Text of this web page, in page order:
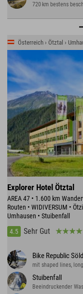
720 km bestens
Österreich › Ötztal ›
Explorer Hotel Ötztal
AREA 47 • 1.600 km
Routen • WIDIVERSUM •
Umhausen • Stuibenfall
4.5
Sehr Gut
Bike Republic
mit shaped lines,
Stuibenfall
Beeindruckender